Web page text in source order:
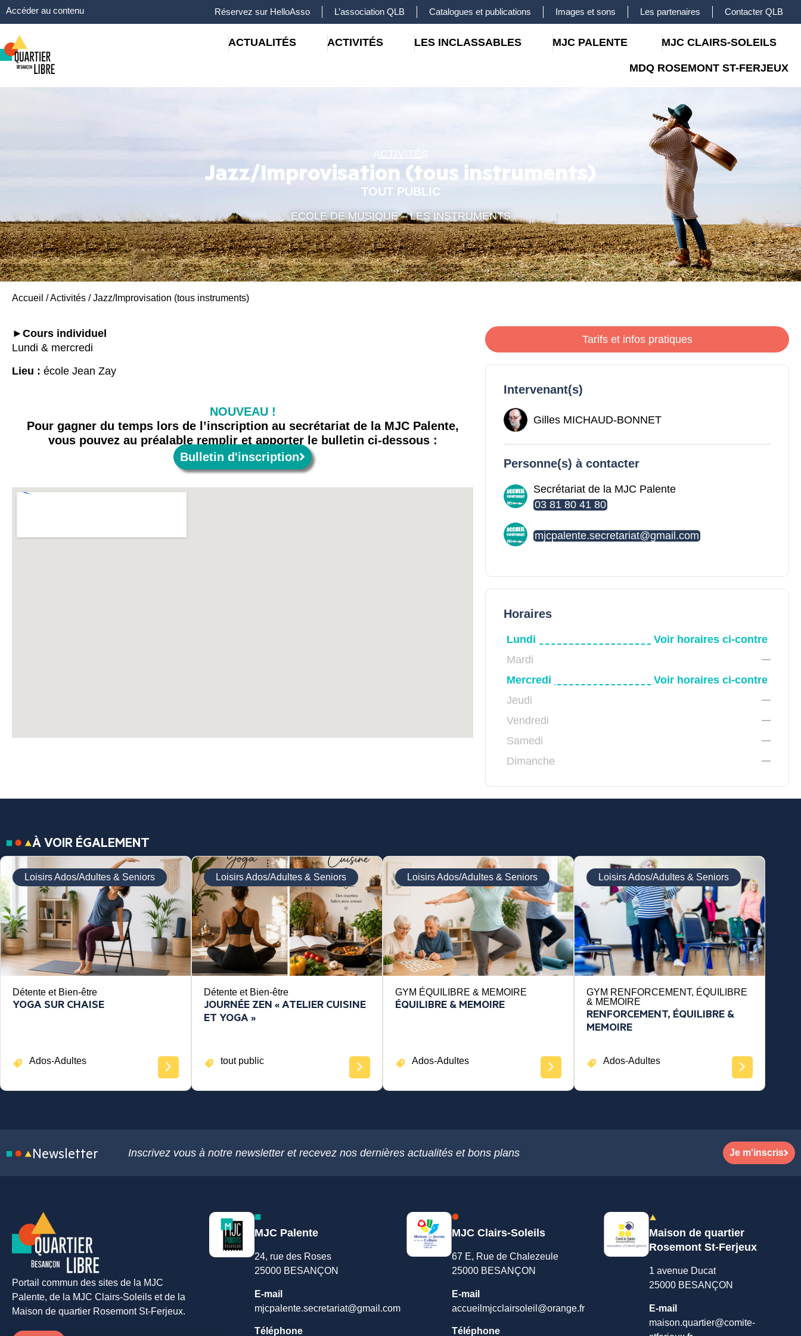
Accéder au contenu Réservez sur HelloAsso L’association QLB Catalogues et publications Images et sons Les partenaires Contacter QLB
ACTUALITÉS ACTIVITÉS LES INCLASSABLES MJC PALENTE MJC CLAIRS-SOLEILS
MDQ ROSEMONT ST-FERJEUX
ACTIVITÉS
Jazz/Improvisation (tous instruments)
TOUT PUBLIC
ECOLE DE MUSIQUE – LES INSTRUMENTS
Accueil /Activités /Jazz/Improvisation (tous instruments)
►Cours individuel
Lundi & mercredi
Lieu : école Jean Zay
NOUVEAU !
Pour gagner du temps lors de l’inscription au secrétariat de la MJC Palente,
vous pouvez au préalable remplir et apporter le bulletin ci-dessous :
Bulletin d'inscription
Tarifs et infos pratiques
Intervenant(s)
Gilles MICHAUD-BONNET
Personne(s) à contacter
Secrétariat de la MJC Palente
03 81 80 41 80
mjcpalente.secretariat@gmail.com
Horaires
Lundi
Voir horaires ci-contre
Mardi
Mercredi
Voir horaires ci-contre
Jeudi
Vendredi
Samedi
Dimanche
À VOIR ÉGALEMENT
Loisirs Ados/Adultes & Seniors
Détente et Bien-être
YOGA SUR CHAISE
Ados-Adultes
Loisirs Ados/Adultes & Seniors
Détente et Bien-être
JOURNÉE ZEN « ATELIER CUISINE
ET YOGA »
tout public
Loisirs Ados/Adultes & Seniors
GYM ÉQUILIBRE & MEMOIRE
ÉQUILIBRE & MEMOIRE
Ados-Adultes
Loisirs Ados/Adultes & Seniors
GYM RENFORCEMENT, ÉQUILIBRE
& MEMOIRE
RENFORCEMENT, ÉQUILIBRE &
MEMOIRE
Ados-Adultes
Newsletter Inscrivez vous à notre newsletter et recevez nos dernières actualités et bons plans Je m'inscris
Portail commun des sites de la MJC
Palente, de la MJC Clairs-Soleils et de la
Maison de quartier Rosemont St-Ferjeux.
MJC Palente
24, rue des Roses
25000 BESANÇON
E-mail
mjcpalente.secretariat@gmail.com
Téléphone
MJC Clairs-Soleils
67 E, Rue de Chalezeule
25000 BESANÇON
E-mail
accueilmjcclairsoleil@orange.fr
Téléphone
Maison de quartier
Rosemont St-Ferjeux
1 avenue Ducat
25000 BESANÇON
E-mail
maison.quartier@comite-
Panneau de gestion des cookies